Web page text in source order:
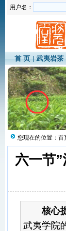
用户名：
首 页 |武夷岩茶
您现在的位置： 首
六一节
核心提
武夷学院